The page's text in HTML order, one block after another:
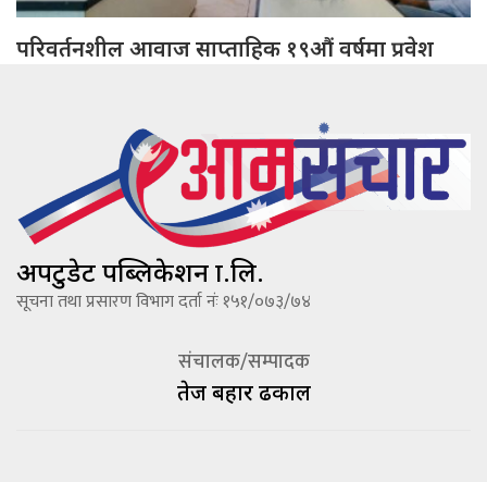
परिवर्तनशील आवाज साप्ताहिक १९औं वर्षमा प्रवेश
अपटुडेट पब्लिकेशन प्रा.लि.
सूचना तथा प्रसारण विभाग दर्ता नंः १५१/०७३/७४
संचालक/सम्पादक
तेज बहादूर ढकाल